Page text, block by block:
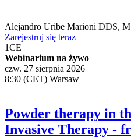
Alejandro Uribe Marioni DDS,
Zarejestruj się teraz
1CE
Webinarium na żywo
czw. 27 sierpnia 2026
8:30 (CET) Warsaw
Powder therapy in
Invasive Therapy -